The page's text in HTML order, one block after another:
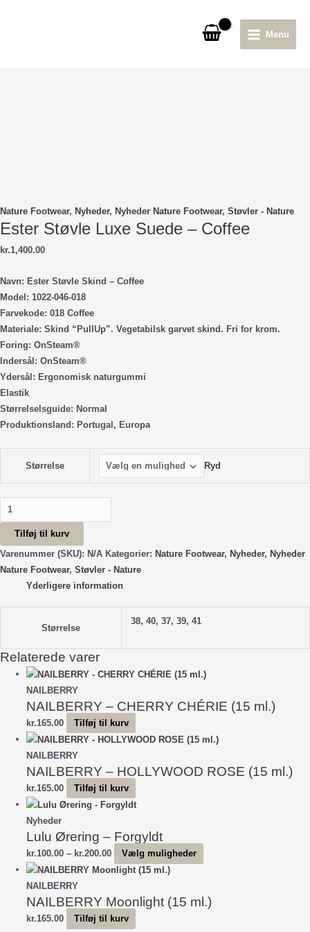
Menu
Nature Footwear, Nyheder, Nyheder Nature Footwear, Støvler - Nature
Ester Støvle Luxe Suede – Coffee
kr.1,400.00
Navn: Ester Støvle Skind – Coffee
Model: 1022-046-018
Farvekode: 018 Coffee
Materiale: Skind “PullUp”. Vegetabilsk garvet skind. Fri for krom.
Foring: OnSteam®
Indersål: OnSteam®
Ydersål: Ergonomisk naturgummi
Elastik
Størrelselsguide: Normal
Produktionsland: Portugal, Europa
Størrelse Ryd
Ester
Støvle
Luxe
Suede
-
Tilføj til kurv
Varenummer (SKU): N/A Kategorier: Nature Footwear, Nyheder, Nyheder
Nature Footwear, Støvler - Nature
Yderligere information
Størrelse
38, 40, 37, 39, 41
Relaterede varer
NAILBERRY
NAILBERRY – CHERRY CHÉRIE (15 ml.)
kr.165.00 Tilføj til kurv
NAILBERRY
NAILBERRY – HOLLYWOOD ROSE (15 ml.)
kr.165.00 Tilføj til kurv
Nyheder
Lulu Ørering – Forgyldt
kr.100.00 – kr.200.00Prisinterval:
kr.100.00
kr.200.00
Vælg muligheder
flere
NAILBERRY
NAILBERRY Moonlight (15 ml.)
kr.165.00 Tilføj til kurv